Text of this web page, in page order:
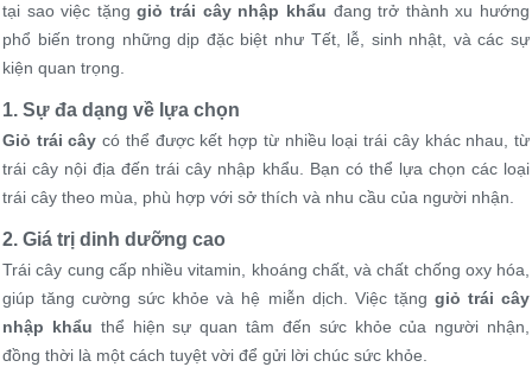
tại sao việc tặnggiỏ trái cây nhập khẩu đang trở thành xu hướng
phổ biến trong những dịp đặc biệt như Tết, lễ, sinh nhật, và các sự
kiện quan trọng.
1. Sự đa dạng về lựa chọn
Giỏ trái cây có thể được kết hợp từ nhiều loại trái cây khác nhau, từ
trái cây nội địa đến trái cây nhập khẩu. Bạn có thể lựa chọn các loại
trái cây theo mùa, phù hợp với sở thích và nhu cầu của người nhận.
2. Giá trị dinh dưỡng cao
Trái cây cung cấp nhiều vitamin, khoáng chất, và chất chống oxy hóa,
giúp tăng cường sức khỏe và hệ miễn dịch. Việc tặng giỏ trái cây
nhập khẩu thể hiện sự quan tâm đến sức khỏe của người nhận,
đồng thời là một cách tuyệt vời để gửi lời chúc sức khỏe.